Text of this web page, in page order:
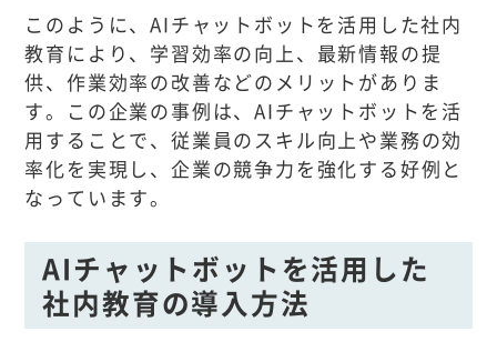
このように、AIチャットボットを活用した社内
教育により、学習効率の向上、最新情報の提
供、作業効率の改善などのメリットがありま
す。この企業の事例は、AIチャットボットを活
用することで、従業員のスキル向上や業務の効
率化を実現し、企業の競争力を強化する好例と
なっています。
AIチャットボットを活用した
社内教育の導入方法